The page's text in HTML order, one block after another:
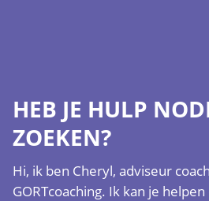
HEB JE HULP
ZOEKEN?
Hi, ik ben Cheryl, adviseur
GORTcoaching. Ik kan je